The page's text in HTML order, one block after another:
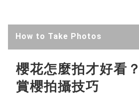
How to Take Photos
Latest
TinTint News
櫻花怎麼拍才好看
賞櫻拍攝技巧